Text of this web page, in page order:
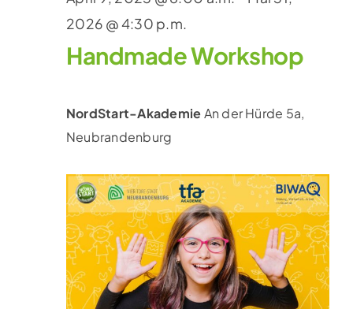
Handmade Workshop
2026 @ 4:30 p.m.
NordStart-AkademieAn der Hürde 5a,
Neubrandenburg